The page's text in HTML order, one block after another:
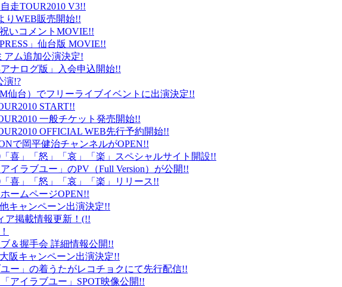
走TOUR2010 V3!!
りWEB販売開始!!
いコメントMOVIE!!
」仙台版 MOVIE!!
アム追加公演決定!
ナログ版」入会申込開始!!
演!?
仙台）でフリーライブイベントに出演決定!!
START!!
一般チケット発売開始!!
OFFICIAL WEB先行予約開始!!
で岡平健治チャンネルがOPEN!!
喜」「怒」「哀」「楽」スペシャルサイト開設!!
イラブユー」のPV（Full Version）が公開!!
喜」「怒」「哀」「楽」リリース!!
ームページOPEN!!
キャンペーン出演決定!!
ア掲載情報更新！(!!
＆握手会 詳細情報公開!!
阪キャンペーン出演決定!!
ー」の着うたがレコチョクにて先行配信!!
アイラブユー」SPOT映像公開!!